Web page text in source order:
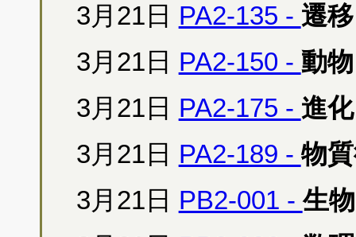
3月21日 PA2-135 - 遷
3月21日 PA2-150 - 動
3月21日 PA2-175 - 進化
3月21日 PA2-189 - 物
3月21日 PB2-001 -生